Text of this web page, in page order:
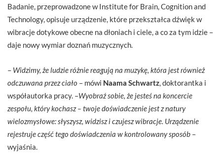
Badanie, przeprowadzone w Institute for Brain, Cognition and
Technology, opisuje urządzenie, które przekształca dźwięk w
wibracje dotykowe obecne na dłoniach i ciele, a co za tym idzie –
daje nowy wymiar doznań muzycznych.
– Widzimy, że ludzie różnie reagują na muzykę, która jest również
odczuwana przez ciało – mówi Naama Schwartz , doktorantka i
współautorka pracy. –Wyobraź sobie, że jesteś na koncercie
zespołu, który kochasz – twoje doświadczenie jest z natury
wielozmysłowe: słyszysz, widzisz i czujesz wibracje. Urządzenie
rejestruje część tego doświadczenia w kontrolowany sposób –
wyjaśnia.